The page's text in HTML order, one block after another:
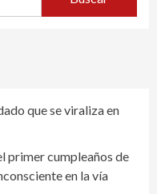
que se viraliza en
primer cumpleaños de
en la vía